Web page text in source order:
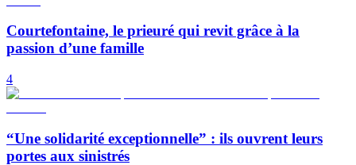
Courtefontaine, le prieuré qui revit grâce à la
passion d’une famille
4
“Une solidarité exceptionnelle” : ils ouvrent leurs
portes aux sinistrés